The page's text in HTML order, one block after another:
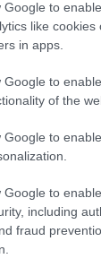
Google to
like cookies
in apps.
Google to
of the
Google to
Google to
including
fraud
rövid és
a kereső
szobás lakás